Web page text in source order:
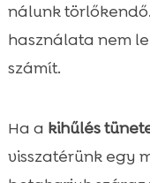
nálunk
használata nem
számít.
Ha a kihűlés
visszatérünk egy